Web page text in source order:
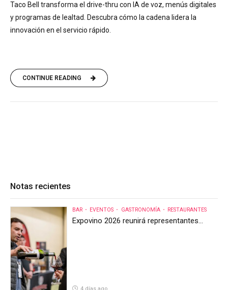
Taco Bell transforma el drive-thru con IA de voz, menús digitales
y programas de lealtad. Descubra cómo la cadena lidera la
innovación en el servicio rápido.
CONTINUE READING
Notas recientes
BAR EVENTOS GASTRONOMÍA RESTAURANTES
Expovino 2026 reunirá representantes
4 días ago